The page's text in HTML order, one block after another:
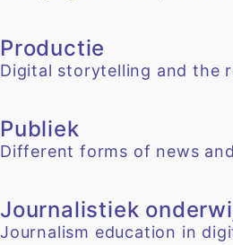
Productie
Digital storytelling and the
Publiek
Different forms of news
Journalistiek
Journalism education in